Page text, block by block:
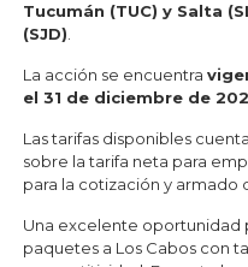
Tucumán (TUC) y Salta
(SJD).
La acción se encuentra
el 31 de diciembre de
Las tarifas disponibles
sobre la tarifa neta para
para la cotización y armado
Una excelente oportunidad
paquetes a Los Cabos con